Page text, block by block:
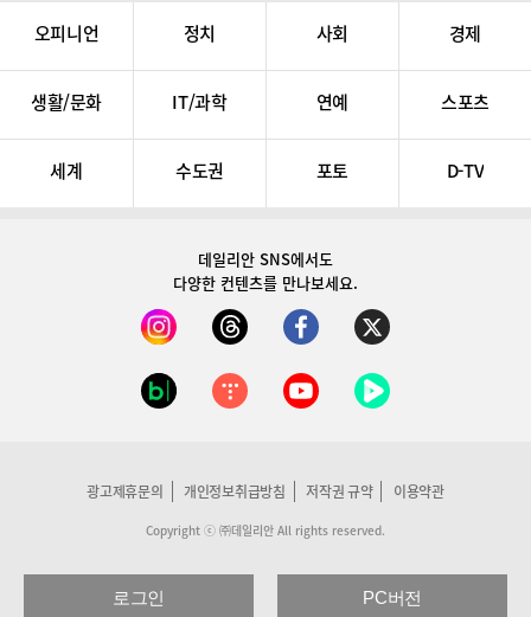
오피니언 정치 사회 경제
생활/문화 IT/과학 연예 스포츠
세계 수도권 포토 D-TV
데일리안 SNS에서도
다양한 컨텐츠를 만나보세요.
광고제휴문의 개인정보취급방침 저작권 규약 이용약관
Copyright ⓒ ㈜데일리안 All rights reserved.
로그인 PC버전